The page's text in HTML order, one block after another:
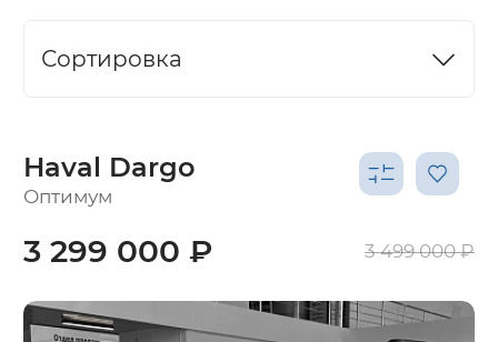
Сортировка
Haval Dargo
Оптимум
3 299 000 ₽ 3 499 000 ₽